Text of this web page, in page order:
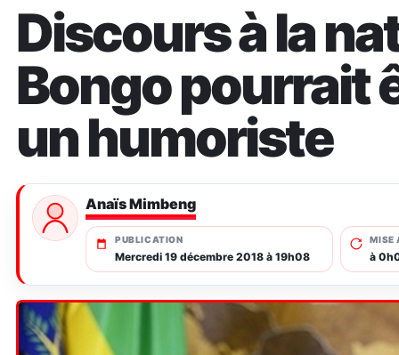
Discours à la
Bongo pourrait
un humoriste
Anaïs Mimbeng
PUBLICATION
Mercredi 19 décembre 2018 à 19h08
MISE
à